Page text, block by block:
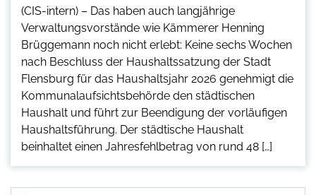
(CIS-intern) – Das haben auch langjährige
Verwaltungsvorstände wie Kämmerer Henning
Brüggemann noch nicht erlebt: Keine sechs Wochen
nach Beschluss der Haushaltssatzung der Stadt
Flensburg für das Haushaltsjahr 2026 genehmigt die
Kommunalaufsichtsbehörde den städtischen
Haushalt und führt zur Beendigung der vorläufigen
Haushaltsführung. Der städtische Haushalt
beinhaltet einen Jahresfehlbetrag von rund 48 […]